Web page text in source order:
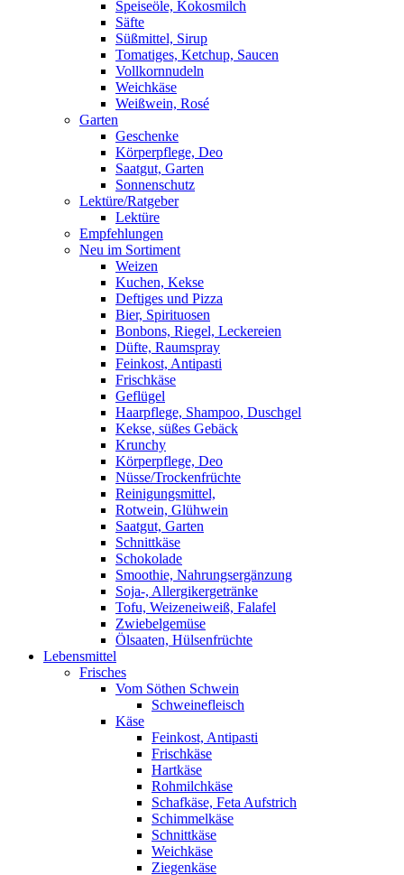
Speiseöle, Kokosmilch
Säfte
Süßmittel, Sirup
Tomatiges, Ketchup, Saucen
Vollkornnudeln
Weichkäse
Weißwein, Rosé
Garten
Geschenke
Körperpflege, Deo
Saatgut, Garten
Sonnenschutz
Lektüre/Ratgeber
Lektüre
Empfehlungen
Neu im Sortiment
Weizen
Kuchen, Kekse
Deftiges und Pizza
Bier, Spirituosen
Bonbons, Riegel, Leckereien
Düfte, Raumspray
Feinkost, Antipasti
Frischkäse
Geflügel
Haarpflege, Shampoo, Duschgel
Kekse, süßes Gebäck
Krunchy
Körperpflege, Deo
Nüsse/Trockenfrüchte
Reinigungsmittel,
Rotwein, Glühwein
Saatgut, Garten
Schnittkäse
Schokolade
Smoothie, Nahrungsergänzung
Soja-, Allergikergetränke
Tofu, Weizeneiweiß, Falafel
Zwiebelgemüse
Ölsaaten, Hülsenfrüchte
Lebensmittel
Frisches
Vom Söthen Schwein
Schweinefleisch
Käse
Feinkost, Antipasti
Frischkäse
Hartkäse
Rohmilchkäse
Schafkäse, Feta Aufstrich
Schimmelkäse
Schnittkäse
Weichkäse
Ziegenkäse